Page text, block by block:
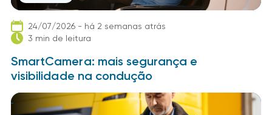
24/07/2026 - há 2 semanas atrás
3 min de leitura
SmartCamera: mais segurança e
visibilidade na condução